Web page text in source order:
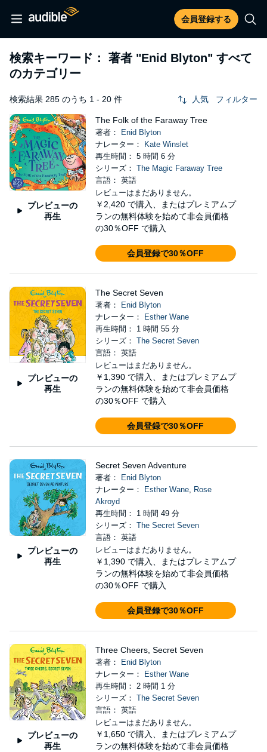
会員登録する
検索キーワード： 著者 "Enid Blyton" すべて
のカテゴリー
検索結果 285 のうち 1 - 20 件 人気 フィルター
プレビューの
再生
The Folk of the Faraway Tree
著者：
Enid Blyton
ナレーター：
Kate Winslet
再生時間： 5 時間 6 分
シリーズ： The Magic Faraway Tree
言語： 英語
レビューはまだありません。
￥2,420 で購入、またはプレミアムプ
ランの無料体験を始めて非会員価格
の30％OFF で購入
会員登録で30％OFF
プレビューの
再生
The Secret Seven
著者：
Enid Blyton
ナレーター：
Esther Wane
再生時間： 1 時間 55 分
シリーズ： The Secret Seven
言語： 英語
レビューはまだありません。
￥1,390 で購入、またはプレミアムプ
ランの無料体験を始めて非会員価格
の30％OFF で購入
会員登録で30％OFF
プレビューの
再生
Secret Seven Adventure
著者：
Enid Blyton
ナレーター：
Esther Wane, Rose
Akroyd
再生時間： 1 時間 49 分
シリーズ： The Secret Seven
言語： 英語
レビューはまだありません。
￥1,390 で購入、またはプレミアムプ
ランの無料体験を始めて非会員価格
の30％OFF で購入
会員登録で30％OFF
プレビューの
再生
Three Cheers, Secret Seven
著者：
Enid Blyton
ナレーター：
Esther Wane
再生時間： 2 時間 1 分
シリーズ： The Secret Seven
言語： 英語
レビューはまだありません。
￥1,650 で購入、またはプレミアムプ
ランの無料体験を始めて非会員価格